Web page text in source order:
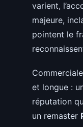
varient,
majeure,
pointent le
et longue :
réputation
un remaster